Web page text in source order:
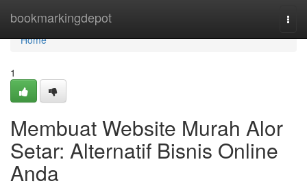
bookmarkingdepot
Home
Home
1
Membuat Website Murah Alor
Setar: Alternatif Bisnis Online
Anda